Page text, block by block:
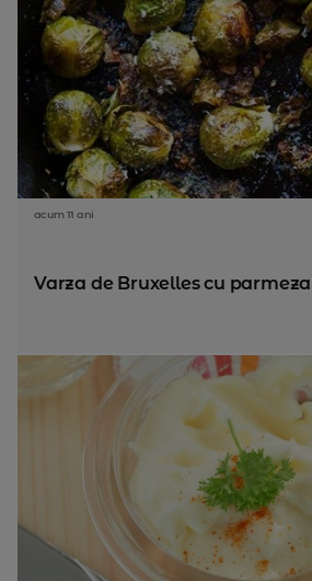
acum 11 ani
Varza de Bruxelles cu